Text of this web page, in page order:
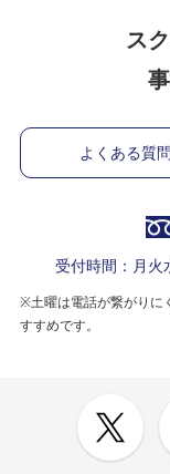
ス
よくある質問
受付時間：月
※土曜は電話が繋がりに
すすめです。